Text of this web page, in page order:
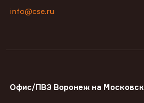
info@cse.ru
Офис/ПВЗ Воронеж на